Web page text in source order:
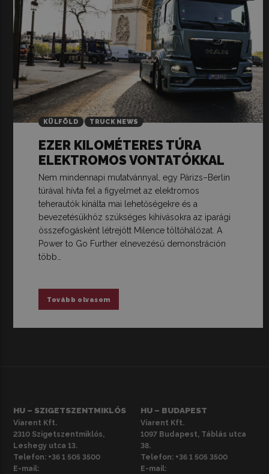
KÜLFÖLD TRUCK NEWS
EZER KILOMÉTERES TÚRA
ELEKTROMOS VONTATÓKKAL
Nem mindennapi mutatvánnyal, egy Párizs–Berlin
túrával hívta fel a figyelmet az elektromos
teherautók kínálta mai lehetőségekre és a
bevezetésükhöz szükséges kihívásokra az iparági
összefogásként létrejött Milence töltőhálózat. A
Power to Go Further elnevezésű demonstráción
több…
Tovább olvasom
HU – SZIGETSZENTMIKLÓS
Viarent Kft.
2310 Szigetszentmiklós,
Leshegy utca 13.
Telefon: +36 1 505 3500
E-mail:
HU – BUDAPEST
Viarent Kft.
1097 Budapest, Táblás utca
38.
Telefon: +36 1 505 3500
E-mail: